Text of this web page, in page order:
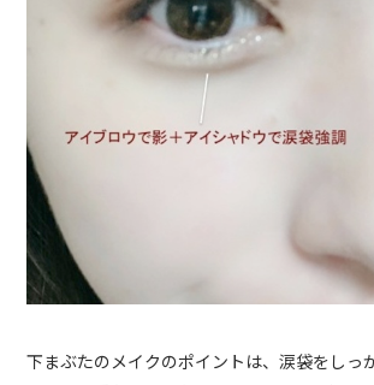
下まぶたのメイクのポイントは、涙袋をしっ